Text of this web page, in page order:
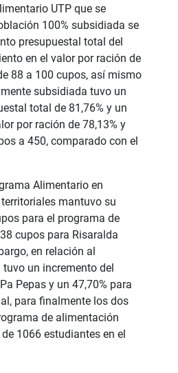
UTP que se
100% subsidiada se
presupuestal total del
en el valor por ración de
88 a 100 cupos, así mismo
subsidiada tuvo un
total de 81,76% y un
por ración de 78,13% y
a 450, comparado con el
Alimentario en
mantuvo su
para el programa de
cupos para Risaralda
en relación al
un incremento del
Pepas y un 47,70% para
para finalmente los dos
de alimentación
1066 estudiantes en el